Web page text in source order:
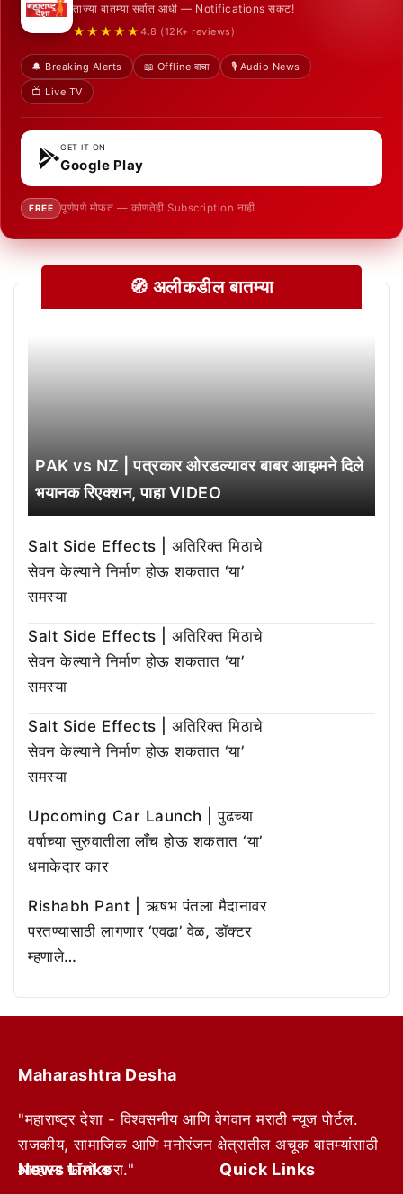
ताज्या बातम्या सर्वात आधी — Notifications सकट!
★★★★★ 4.8 (12K+ reviews)
🔔 Breaking Alerts 📖 Offline वाचा
🎙️ Audio News
📺 Live TV
GET IT ON
Google Play
FREE पूर्णपणे मोफत — कोणतेही Subscription नाही
🧭 अलीकडील बातम्या
PAK vs NZ | पत्रकार ओरडल्यावर बाबर आझमने दिले
भयानक रिएक्शन, पाहा VIDEO
Salt Side Effects | अतिरिक्त मिठाचे
सेवन केल्याने निर्माण होऊ शकतात ‘या’
समस्या
Salt Side Effects | अतिरिक्त मिठाचे
सेवन केल्याने निर्माण होऊ शकतात ‘या’
समस्या
Salt Side Effects | अतिरिक्त मिठाचे
सेवन केल्याने निर्माण होऊ शकतात ‘या’
समस्या
Upcoming Car Launch | पुढच्या
वर्षाच्या सुरुवातीला लाँच होऊ शकतात ‘या’
धमाकेदार कार
Rishabh Pant | ऋषभ पंतला मैदानावर
परतण्यासाठी लागणार ‘एवढा’ वेळ, डॉक्टर
म्हणाले…
Maharashtra Desha
"महाराष्ट्र देशा - विश्वसनीय आणि वेगवान मराठी न्यूज पोर्टल.
राजकीय, सामाजिक आणि मनोरंजन क्षेत्रातील अचूक बातम्यांसाठी
आम्हाला फॉलो करा."
News Links Quick Links